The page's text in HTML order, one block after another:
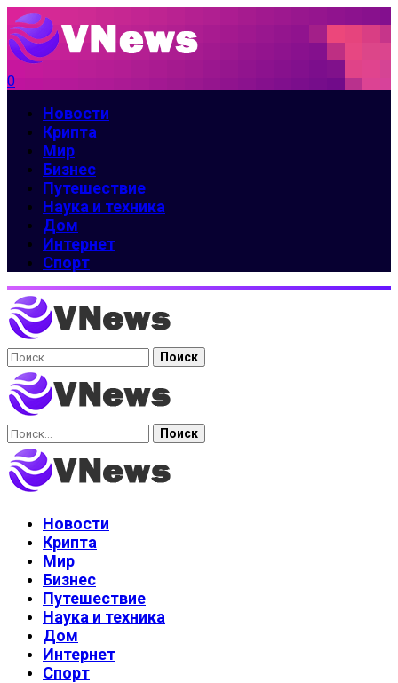
0
Новости
Крипта
Мир
Бизнес
Путешествие
Наука и техника
Дом
Интернет
Спорт
Найти:
Найти:
Новости
Крипта
Мир
Бизнес
Путешествие
Наука и техника
Дом
Интернет
Спорт